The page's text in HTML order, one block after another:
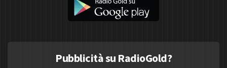
Pubblicità su RadioGold?